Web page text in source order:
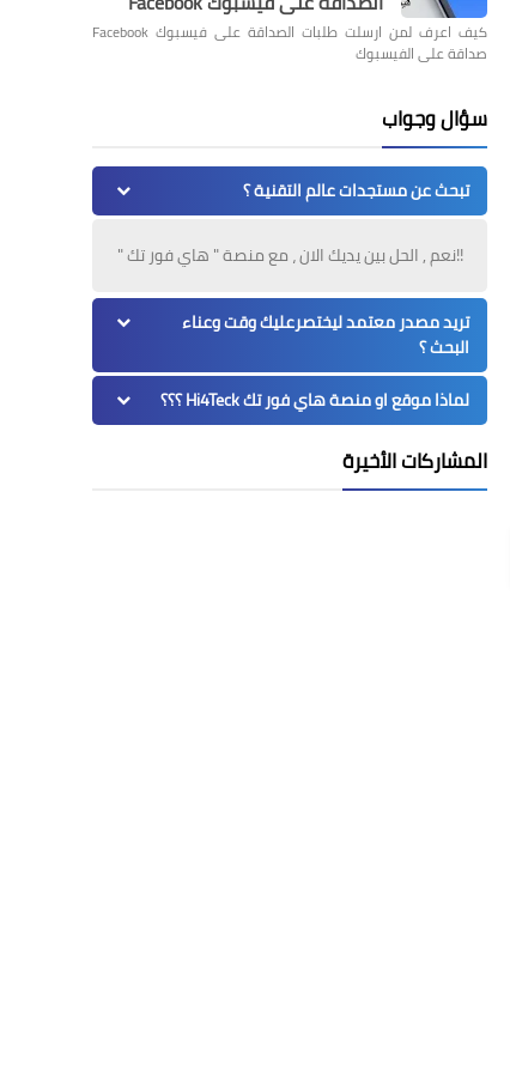
كيف اعرف لمن ارسلت طلبات الصداقة على فيسبوك Facebook
صداقة على الفيسبوك
سؤال وجواب
تبحث عن مستجدات عالم التقنية ؟
!!نعم , الحل بين يديك الان ، مع منصة " هاي فور تك "
تريد مصدر معتمد ليختصرعليك وقت وعناء
البحث ؟
لماذا موقع او منصة هاي فور تك Hi4Teck ؟؟؟
المشاركات الأخيرة